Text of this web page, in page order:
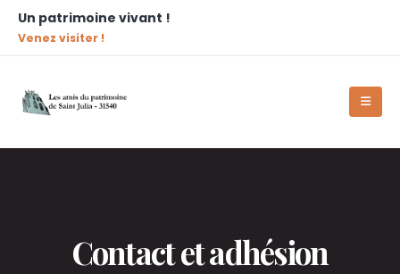
Un patrimoine vivant !
Venez visiter !
Contact et adhésion